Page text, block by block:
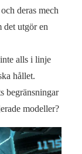
deras mech
det utgör en
alls i linje
hållet.
begränsningar
modeller?